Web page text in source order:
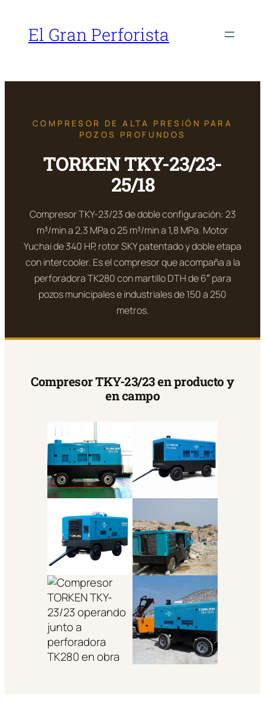
contenido
El Gran Perforista
COMPRESOR DE ALTA PRESIÓN PARA
POZOS PROFUNDOS
TORKEN TKY-23/23-
25/18
Compresor TKY-23/23 de doble configuración: 23
m³/min a 2,3 MPa o 25 m³/min a 1,8 MPa. Motor
Yuchai de 340 HP, rotor SKY patentado y doble etapa
con intercooler. Es el compresor que acompaña a la
perforadora TK280 con martillo DTH de 6″ para
pozos municipales e industriales de 150 a 250
metros.
Compresor TKY-23/23 en producto y
en campo